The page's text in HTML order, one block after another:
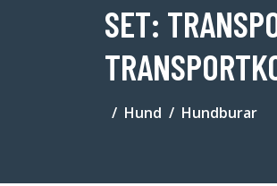
SET:
Hund Hundburar